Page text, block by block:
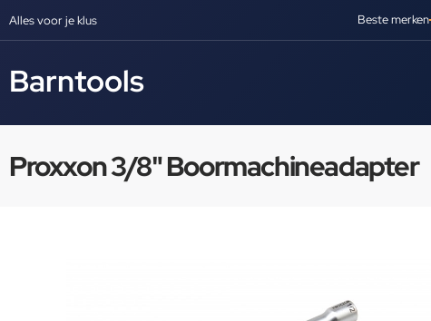
Alles voor je klus Beste merken
Barntools
Proxxon 3/8" Boormachineadapter